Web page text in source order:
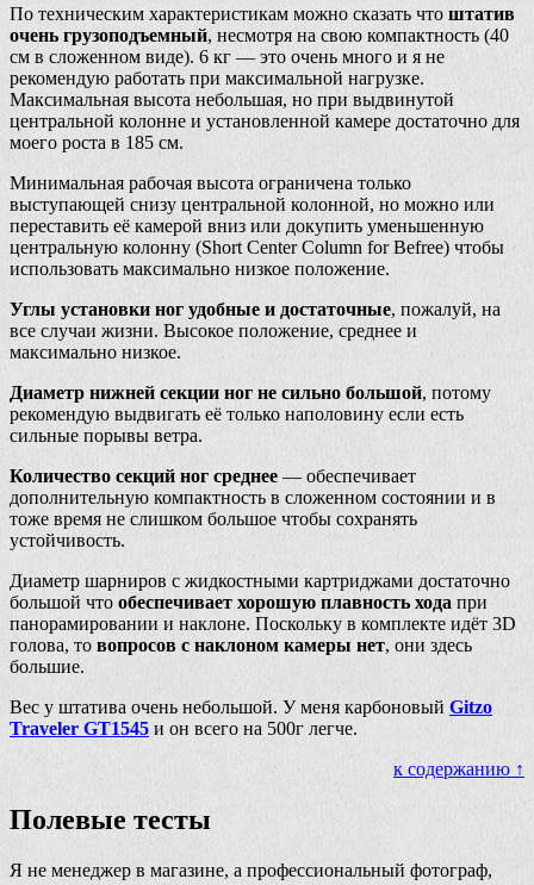
По техническим характеристикам можно сказать что штатив
очень грузоподъемный, несмотря на свою компактность (40
см в сложенном виде). 6 кг — это очень много и я не
рекомендую работать при максимальной нагрузке.
Максимальная высота небольшая, но при выдвинутой
центральной колонне и установленной камере достаточно для
моего роста в 185 см.
Минимальная рабочая высота ограничена только
выступающей снизу центральной колонной, но можно или
переставить её камерой вниз или докупить уменьшенную
центральную колонну (Short Center Column for Befree) чтобы
использовать максимально низкое положение.
Углы установки ног удобные и достаточные, пожалуй, на
все случаи жизни. Высокое положение, среднее и
максимально низкое.
Диаметр нижней секции ног не сильно большой, потому
рекомендую выдвигать её только наполовину если есть
сильные порывы ветра.
Количество секций ног среднее— обеспечивает
дополнительную компактность в сложенном состоянии и в
тоже время не слишком большое чтобы сохранять
устойчивость.
Диаметр шарниров с жидкостными картриджами достаточно
большой что обеспечивает хорошую плавность хода при
панорамировании и наклоне. Поскольку в комплекте идёт 3D
голова, то вопросов с наклоном камеры нет, они здесь
большие.
Вес у штатива очень небольшой. У меня карбоновый Gitzo
Traveler GT1545 и он всего на 500г легче.
к содержанию ↑
Полевые тесты
Я не менеджер в магазине, а профессиональный фотограф,